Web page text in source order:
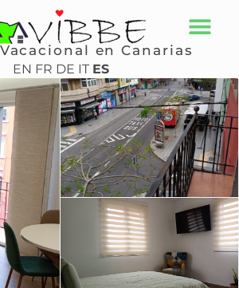
en Canarias
EN FR DE IT ES